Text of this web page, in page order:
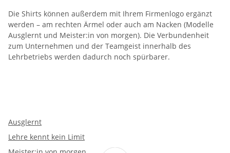
Die Shirts können außerdem mit Ihrem Firmenlogo ergänzt
werden – am rechten Ärmel oder auch am Nacken (Modelle
Ausglernt und Meister:in von morgen). Die Verbundenheit
zum Unternehmen und der Teamgeist innerhalb des
Lehrbetriebs werden dadurch noch spürbarer.
Ausglernt
Lehre kennt kein Limit